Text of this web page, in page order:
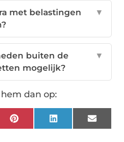
met belastingen
▼
buiten de
mogelijk?
▼
dan op:
PinterestLinkedInEmail